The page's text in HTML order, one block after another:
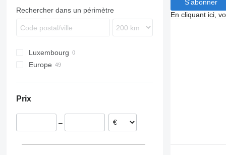
SPR
Rechercher dans un périmètre
Luxembourg
Europe
Estonie
Finlande
Prix
–
S'abonner
En cliquant ici,